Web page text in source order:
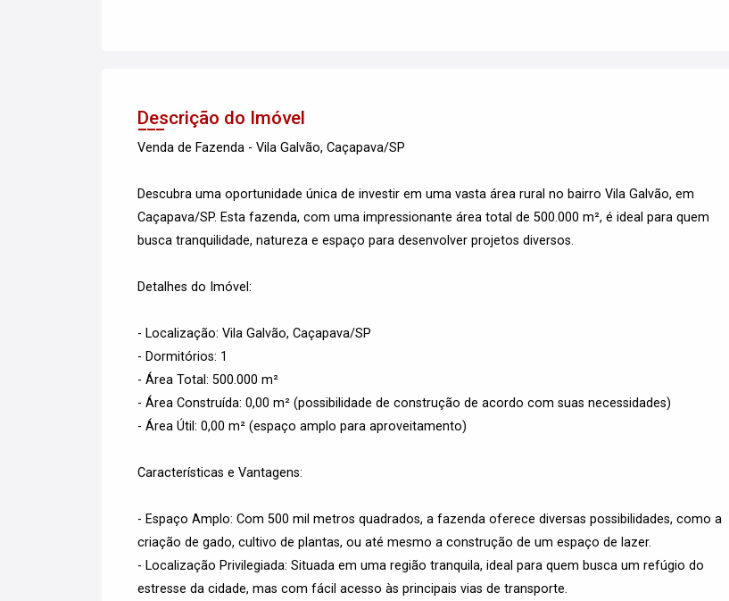
Descrição do Imóvel
Venda de Fazenda - Vila Galvão, Caçapava/SP
Descubra uma oportunidade única de investir em uma vasta área rural no bairro Vila Galvão, em
Caçapava/SP. Esta fazenda, com uma impressionante área total de 500.000 m², é ideal para quem
busca tranquilidade, natureza e espaço para desenvolver projetos diversos.
Detalhes do Imóvel:
- Localização: Vila Galvão, Caçapava/SP
- Dormitórios: 1
- Área Total: 500.000 m²
- Área Construída: 0,00 m² (possibilidade de construção de acordo com suas necessidades)
- Área Útil: 0,00 m² (espaço amplo para aproveitamento)
Características e Vantagens:
- Espaço Amplo: Com 500 mil metros quadrados, a fazenda oferece diversas possibilidades, como a
criação de gado, cultivo de plantas, ou até mesmo a construção de um espaço de lazer.
- Localização Privilegiada: Situada em uma região tranquila, ideal para quem busca um refúgio do
estresse da cidade, mas com fácil acesso às principais vias de transporte.